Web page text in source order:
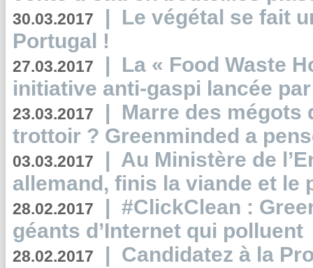
30.03.2017 | Le végétal se fait
Portugal !
27.03.2017 | La « Food Waste
initiative anti-gaspi lancée
23.03.2017 | Marre des mégots
trottoir ? Greenminded a
03.03.2017 | Au Ministère de
allemand, finis la viande et le
28.02.2017 | #ClickClean :
géants d’Internet qui polluent
28.02.2017 | Candidatez à la